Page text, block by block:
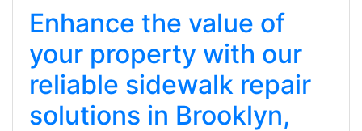
Enhance the value of
your property with our
reliable sidewalk repair
solutions in Brooklyn,